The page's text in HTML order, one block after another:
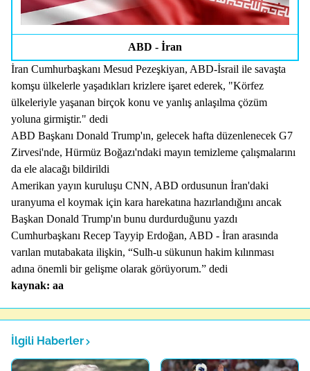
ABD - İran
İran Cumhurbaşkanı Mesud Pezeşkiyan, ABD-İsrail ile savaşta
komşu ülkelerle yaşadıkları krizlere işaret ederek, "Körfez
ülkeleriyle yaşanan birçok konu ve yanlış anlaşılma çözüm
yoluna girmiştir." dedi
ABD Başkanı Donald Trump'ın, gelecek hafta düzenlenecek G7
Zirvesi'nde, Hürmüz Boğazı'ndaki mayın temizleme çalışmalarını
da ele alacağı bildirildi
Amerikan yayın kuruluşu CNN, ABD ordusunun İran'daki
uranyuma el koymak için kara harekatına hazırlandığını ancak
Başkan Donald Trump'ın bunu durdurduğunu yazdı
Cumhurbaşkanı Recep Tayyip Erdoğan, ABD - İran arasında
varılan mutabakata ilişkin, “Sulh-u sükunun hakim kılınması
adına önemli bir gelişme olarak görüyorum.” dedi
kaynak: aa
İlgili Haberler